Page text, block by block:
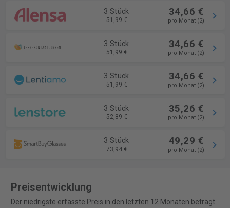
3 Stück
51,99 €
34,66 €
pro Monat (2)
3 Stück
51,99 €
34,66 €
pro Monat (2)
3 Stück
51,99 €
34,66 €
pro Monat (2)
3 Stück
52,89 €
35,26 €
pro Monat (2)
3 Stück
73,94 €
49,29 €
pro Monat (2)
Preisentwicklung
Der niedrigste erfasste Preis in den letzten 12 Monaten beträgt